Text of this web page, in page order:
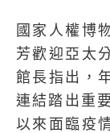
國家人權博
芳歡迎亞太
館長指出，
連結踏出重
以來面臨疫